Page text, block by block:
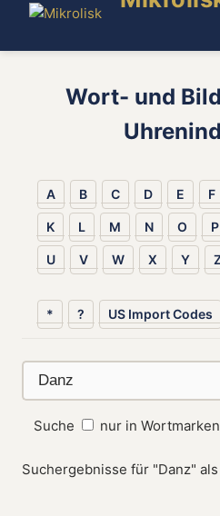
Wort- und
A B C D E F
K L M N O P
U V W X Y
* ? US Import Codes
Suche nur in
Suchergebnisse für "Danz"